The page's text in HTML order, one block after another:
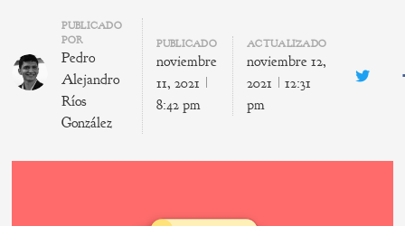
Author
PUBLICADO
POR
Pedro
Alejandro
Ríos
González
PUBLICADO
noviembre
11, 2021
8:42 pm
ACTUALIZADO
noviembre 12,
2021
12:31
pm